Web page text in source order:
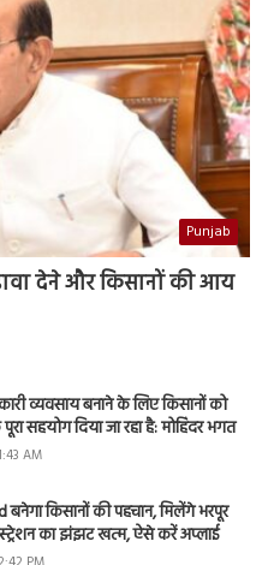
Punjab
देने और किसानों की आय
व्यवसाय बनाने के लिए किसानों को
सहयोग दिया जा रहा है: मोहिंदर भगत
AM
बनेगा किसानों की पहचान, मिलेंगे भरपूर
का झंझट खत्म, ऐसे करें अप्लाई